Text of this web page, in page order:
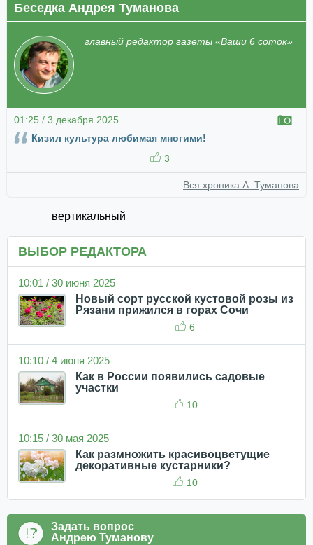
Беседка Андрея Туманова
главный редактор газеты «Ваши 6 соток»
01:25 / 3 декабря 2025
Кизил культура любимая многими!
3
Вся хроника А. Туманова
вертикальный
ВЫБОР РЕДАКТОРА
10:01 / 30 июня 2025
Новый сорт русской кустовой розы из
Рязани прижился в горах Сочи
6
10:10 / 4 июня 2025
Как в России появились садовые
участки
10
10:15 / 30 мая 2025
Как размножить красивоцветущие
декоративные кустарники?
10
Задать вопрос
Андрею Туманову